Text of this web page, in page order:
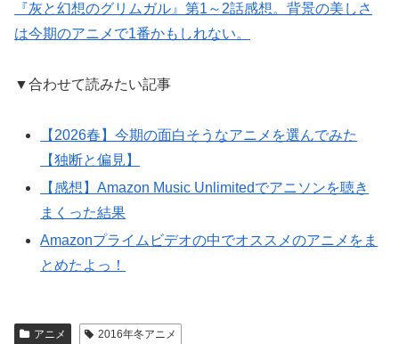
『灰と幻想のグリムガル』第1～2話感想。背景の美しさ
は今期のアニメで1番かもしれない。
▼合わせて読みたい記事
【2026春】今期の面白そうなアニメを選んでみた
【独断と偏見】
【感想】Amazon Music Unlimitedでアニソンを聴き
まくった結果
Amazonプライムビデオの中でオススメのアニメをま
とめたよっ！
アニメ 2016年冬アニメ